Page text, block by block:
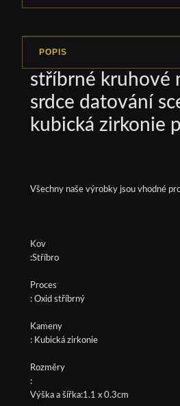
POPIS
stříbrné kruhové
srdce datování
kubická zirkonie
Všechny naše výrobky jsou vhodné
Kov
:Stříbro
Proces
: Oxid stříbrný
Kameny
: Kubická zirkonie
Rozměry
:
Výška a šířka:1.1 x 0.3cm